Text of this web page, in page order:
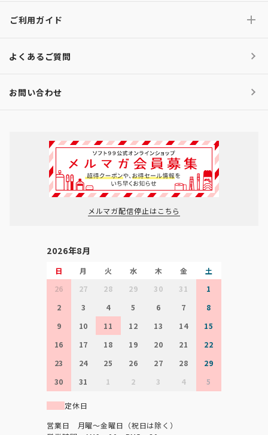
ご利用ガイド
よくあるご質問
お問い合わせ
メルマガ配信停止はこちら
2026年8月
日 月 火 水 木 金
土
26
27 28 29 30 31
1
2
3 4 5 6 7
8
9
10 11 12 13 14
15
16
17 18 19 20 21
22
23
24 25 26 27 28
29
30
31 1 2 3 4 5
定休日
営業日 月曜～金曜日（祝日は除く）